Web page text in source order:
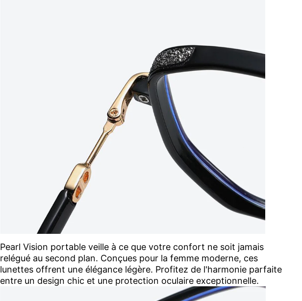
Pearl Vision portable veille à ce que votre confort ne soit jamais
relégué au second plan. Conçues pour la femme moderne, ces
lunettes offrent une élégance légère. Profitez de l'harmonie parfaite
entre un design chic et une protection oculaire exceptionnelle.